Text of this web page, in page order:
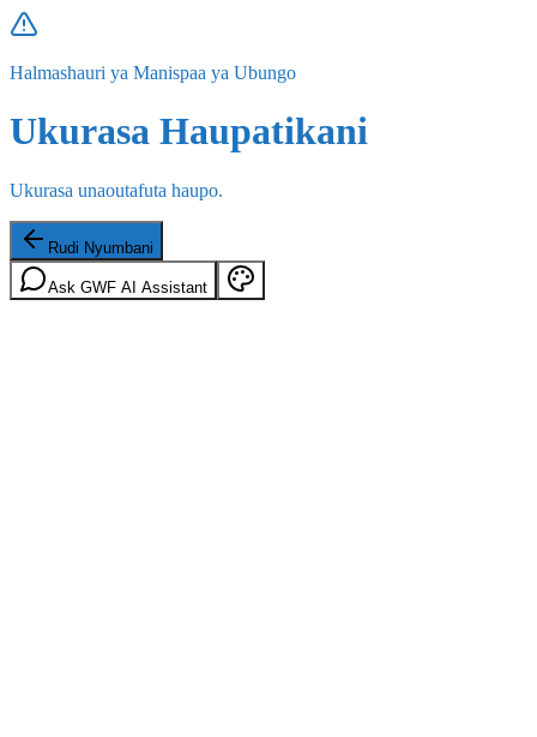
Halmashauri ya Manispaa ya Ubungo
Ukurasa Haupatikani
Ukurasa unaoutafuta haupo.
Rudi Nyumbani
Ask GWF AI Assistant